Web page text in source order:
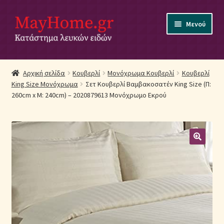
Απευθείας
μετάβαση
στην
Μετάβαση
σε
περιεχόμενο
Μενού
Αρχική
Ακύρωση Παραγγελίας
Βρεφικά Λευκά Είδη
Επιστροφές Προϊόντων
Η εταιρία μας
Αρχική σελίδα Κουβερλί Μονόχρωμα Κουβερλί
Κουβερλί
King Size Μονόχρωμα
Σετ Κουβερλί Βαμβακοσατέν King Size (Π:
260cm x Μ: 240cm) – 2020879613 Μονόχρωμο Εκρού